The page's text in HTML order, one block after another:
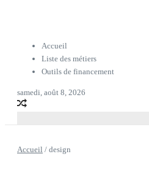
Accueil
Liste des métiers
Outils de financement
samedi, août 8, 2026
Accueil / design